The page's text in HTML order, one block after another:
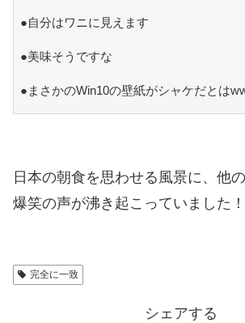
●自分はワニに見えます
●美味そうですな
●まさかのWin10の壁紙がシャケだとは
日本の朝食を思わせる風景に、他
爆笑の声が沸き起こっていました！
完全に一致
シェアする